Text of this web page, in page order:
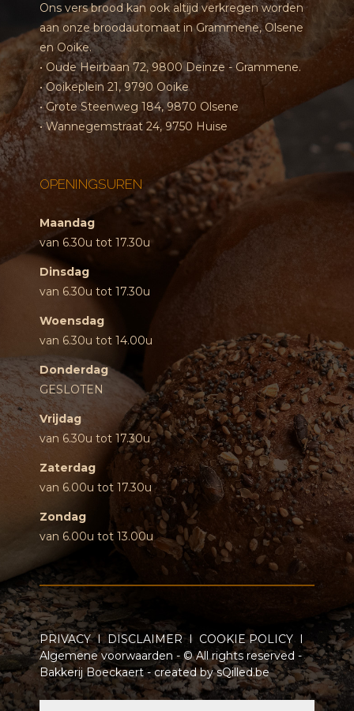
Ons vers brood kan ook altijd verkregen worden
aan onze broodautomaat in Grammene, Olsene
en Ooike.
• Oude Heirbaan 72, 9800 Deinze - Grammene.
• Ooikeplein 21, 9790 Ooike
• Grote Steenweg 184, 9870 Olsene
• Wannegemstraat 24, 9750 Huise
OPENINGSUREN
Maandag
van 6.30u tot 17.30u
Dinsdag
van 6.30u tot 17.30u
Woensdag
van 6.30u tot 14.00u
Donderdag
GESLOTEN
Vrijdag
van 6.30u tot 17.30u
Zaterdag
van 6.00u tot 17.30u
Zondag
van 6.00u tot 13.00u
PRIVACYI DISCLAIMERI COOKIE POLICYI
Algemene voorwaarden - © All rights reserved -
Bakkerij Boeckaert - created bysQilled.be